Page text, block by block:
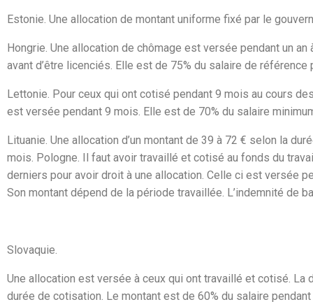
Estonie. Une allocation de montant uniforme fixé par le
Hongrie. Une allocation de chômage est versée pendant un
avant d’être licenciés. Elle est de 75% du salaire de
Lettonie. Pour ceux qui ont cotisé pendant 9 mois au cours
est versée pendant 9 mois. Elle est de 70% du salaire
Lituanie. Une allocation d’un montant de 39 à 72 € selon la
mois. Pologne. Il faut avoir travaillé et cotisé au fonds du
derniers pour avoir droit à une allocation. Celle ci est versée
Son montant dépend de la période travaillée. L’indemnité de
Slovaquie.
Une allocation est versée à ceux qui ont travaillé et cotisé. La
durée de cotisation. Le montant est de 60% du salaire